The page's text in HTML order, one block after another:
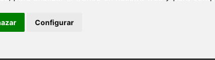
Configurar